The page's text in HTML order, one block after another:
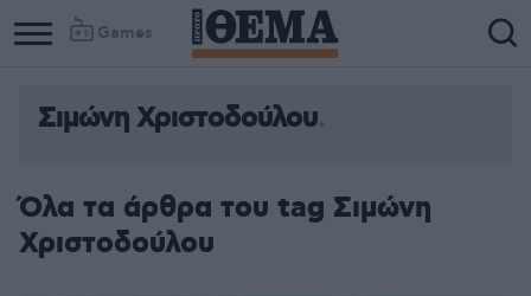
Games
Σιμώνη Χριστοδούλου
Όλα τα άρθρα του tag Σιμώνη
Χριστοδούλου